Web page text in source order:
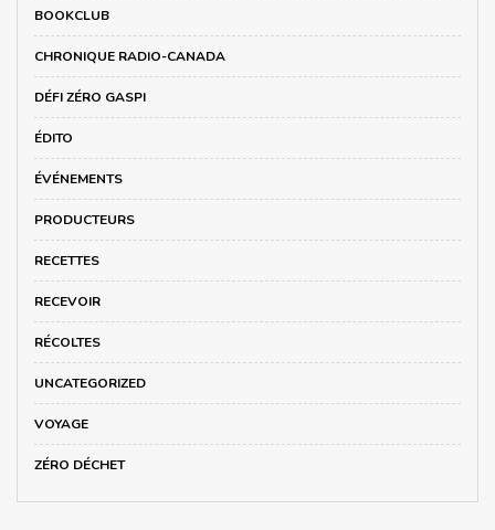
BOOKCLUB
CHRONIQUE RADIO-CANADA
DÉFI ZÉRO GASPI
ÉDITO
ÉVÉNEMENTS
PRODUCTEURS
RECETTES
RECEVOIR
RÉCOLTES
UNCATEGORIZED
VOYAGE
ZÉRO DÉCHET